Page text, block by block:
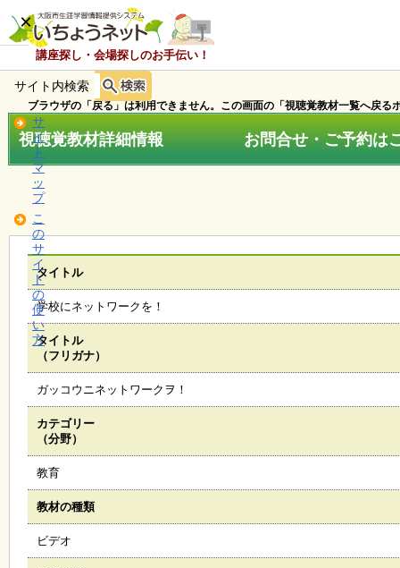
講座探し・会場探しのお手伝い！
×
ホ
ー
ム
知
ら
せ
講
座
・
イ
ベ
ト
設
約
サイト内検索
サ
イ
ト
マ
ッ
プ
こ
の
サ
イ
ト
の
使
い
方
ブラウザの「戻る」は利用できません。この画面の「視聴覚教材一覧へ戻る
視聴覚教材詳細情報 お問合せ・ご予約はこ
タイトル
学校にネットワークを！
タイトル
（フリガナ）
ガッコウニネットワークヲ！
カテゴリー
（分野）
教育
教材の種類
ビデオ